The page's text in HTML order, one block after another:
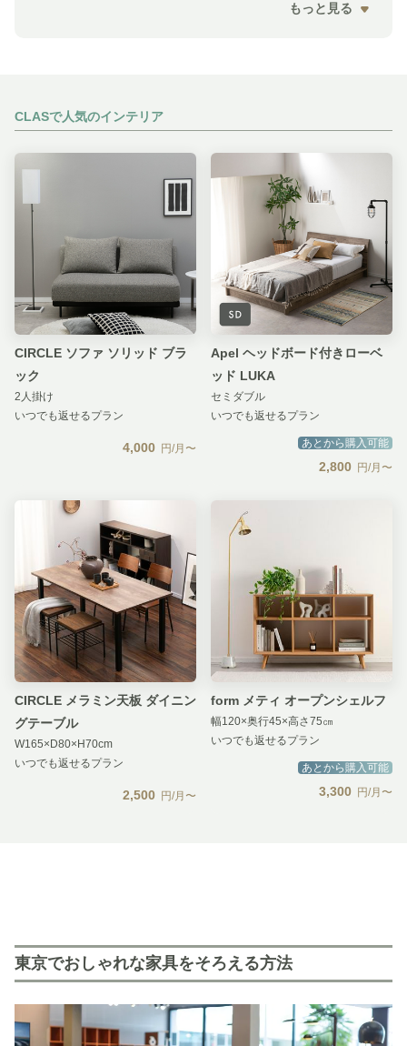
もっと見る
CLASで人気のインテリア
CIRCLE ソファ ソリッド ブラ
ック
2人掛け
いつでも返せるプラン
4,000 円/月〜
Apel ヘッドボード付きローベ
ッド LUKA
セミダブル
いつでも返せるプラン
あとから購入可能
2,800 円/月〜
CIRCLE メラミン天板 ダイニン
グテーブル
W165×D80×H70cm
いつでも返せるプラン
2,500 円/月〜
form メティ オープンシェルフ
幅120×奥行45×高さ75㎝
いつでも返せるプラン
あとから購入可能
3,300 円/月〜
東京でおしゃれな家具をそろえる方法